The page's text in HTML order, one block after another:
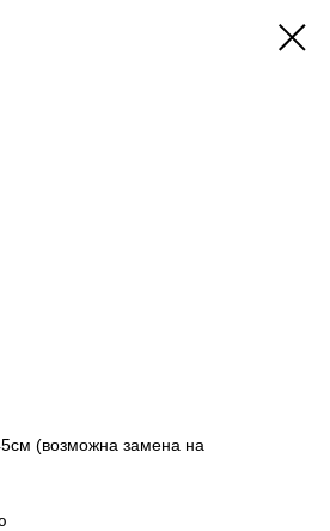
(возможна замена на